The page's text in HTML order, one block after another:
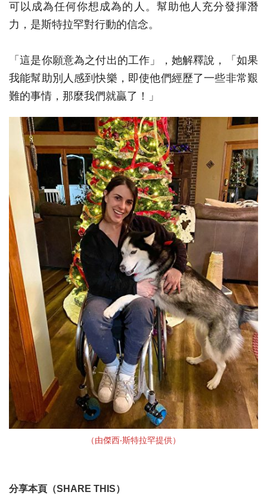
可以成為任何你想成為的人。幫助他人充分發揮潛
力，是斯特拉罕對行動的信念。
「這是你願意為之付出的工作」，她解釋說，「如果
我能幫助別人感到快樂，即使他們經歷了一些非常艱
難的事情，那麼我們就贏了！」
（由傑西‧斯特拉罕提供）
分享本頁（SHARE THIS）